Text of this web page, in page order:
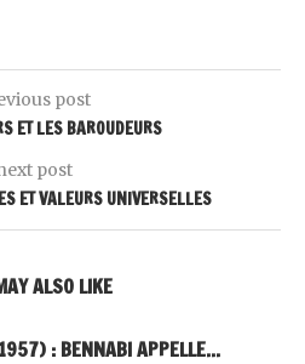
post
ET LES BAROUDEURS
post
ET VALEURS UNIVERSELLES
ALSO LIKE
: BENNABI APPELLE...